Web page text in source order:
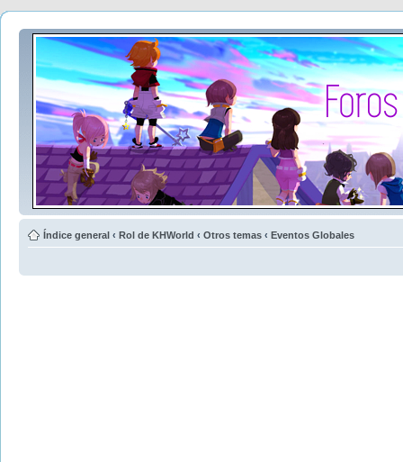
Índice general ‹ Rol de KHWorld ‹ Otros temas ‹ Eventos Globales